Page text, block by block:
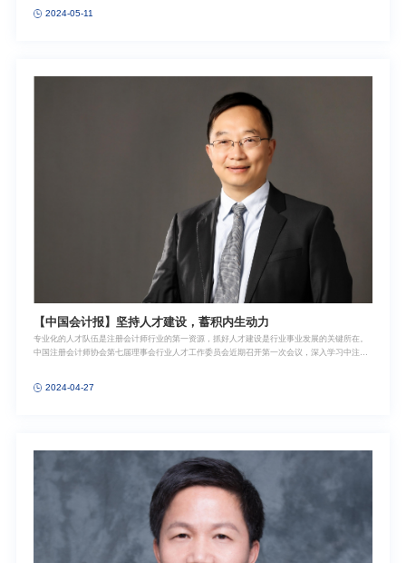
过程中，需要获取企业大量的业务和财务数据，保证这些数据的安全不仅关系到企业的利益，
2024-05-11
【中国会计报】坚持人才建设，蓄积内生动力
专业化的人才队伍是注册会计师行业的第一资源，抓好人才建设是行业事业发展的关键所在。
中国注册会计师协会第七届理事会行业人才工作委员会近期召开第一次会议，深入学习中注协
设的痛点、难点问题，做好新时期人才建设工作，打造一支适应市场经济发展需求，被市场和
2024-04-27